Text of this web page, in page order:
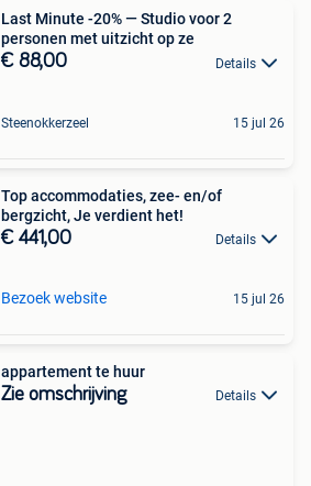
Last Minute -20% — Studio voor 2
personen met uitzicht op ze
€ 88,00 Details
Steenokkerzeel 15 jul 26
Top accommodaties, zee- en/of
bergzicht, Je verdient het!
€ 441,00 Details
Bezoek website 15 jul 26
appartement te huur
Zie omschrijving Details